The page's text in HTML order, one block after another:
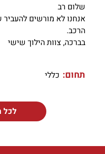
שלום רב
אנחנו לא מורשים
הרכב.
בברכה, צוות הילוך שישי
תחום: כללי
לכל